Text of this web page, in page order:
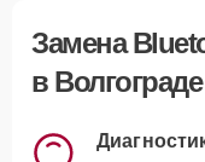
Замена
в Волгограде